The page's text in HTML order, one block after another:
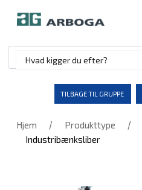
TILBAGE TIL GRUPPE
Hjem / Produkttype /
Industribænksliber